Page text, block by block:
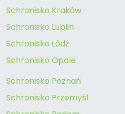
Schronisko Kraków
Schronisko Lublin
Schronisko Łódź
Schronisko Opole
Schronisko Poznań
Schronisko Przemyśl